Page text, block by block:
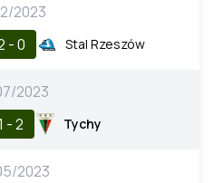
2023
- 0 Stal Rzeszów
2023
- 2 Tychy
2023